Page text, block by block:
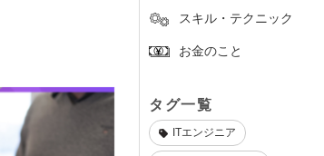
スキル・テクニック
お金のこと
タグ一覧
ITエンジニア